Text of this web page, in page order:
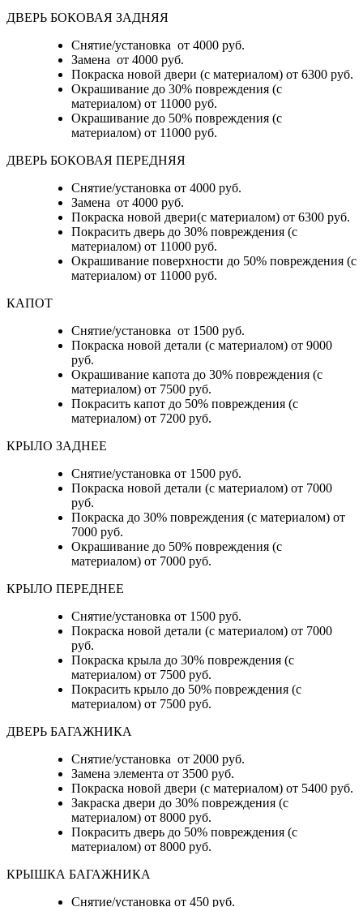
ДВЕРЬ БОКОВАЯ ЗАДНЯЯ
Снятие/установка от 4000 руб.
Замена от 4000 руб.
Покраска новой двери (с материалом) от 6300 руб.
Окрашивание до 30% повреждения (с
материалом) от 11000 руб.
Окрашивание до 50% повреждения (с
материалом) от 11000 руб.
ДВЕРЬ БОКОВАЯ ПЕРЕДНЯЯ
Снятие/установка от 4000 руб.
Замена от 4000 руб.
Покраска новой двери(с материалом) от 6300 руб.
Покрасить дверь до 30% повреждения (с
материалом) от 11000 руб.
Окрашивание поверхности до 50% повреждения (с
материалом) от 11000 руб.
КАПОТ
Снятие/установка от 1500 руб.
Покраска новой детали (с материалом) от 9000
руб.
Окрашивание капота до 30% повреждения (с
материалом) от 7500 руб.
Покрасить капот до 50% повреждения (с
материалом) от 7200 руб.
КРЫЛО ЗАДНЕЕ
Снятие/установка от 1500 руб.
Покраска новой детали (с материалом) от 7000
руб.
Покраска до 30% повреждения (с материалом) от
7000 руб.
Окрашивание до 50% повреждения (с
материалом) от 7000 руб.
КРЫЛО ПЕРЕДНЕЕ
Снятие/установка от 1500 руб.
Покраска новой детали (с материалом) от 7000
руб.
Покраска крыла до 30% повреждения (с
материалом) от 7500 руб.
Покрасить крыло до 50% повреждения (с
материалом) от 7500 руб.
ДВЕРЬ БАГАЖНИКА
Снятие/установка от 2000 руб.
Замена элемента от 3500 руб.
Покраска новой двери (с материалом) от 5400 руб.
Закраска двери до 30% повреждения (с
материалом) от 8000 руб.
Покрасить дверь до 50% повреждения (с
материалом) от 8000 руб.
КРЫШКА БАГАЖНИКА
Снятие/установка от 450 руб.